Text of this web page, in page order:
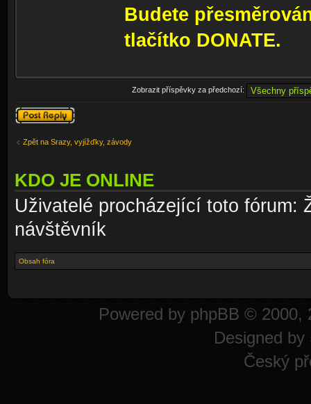
Budete
tlačítko DONATE.
Zobrazit příspěvky za předchozí:
Odeslat odpověď
Zpět na Srazy, vyjížďky, závody
KDO JE ONLINE
Uživatelé procházející toto fórum:
návštěvník
Obsah fóra
Powered by phpBB © 2000,
Designed by
Český